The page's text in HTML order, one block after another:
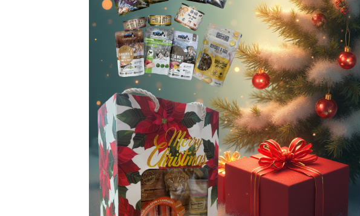
VITAMINE & SUPLIMENTE